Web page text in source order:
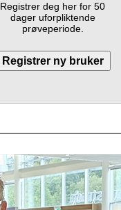
Registrer deg her for 50
dager uforpliktende
prøveperiode.